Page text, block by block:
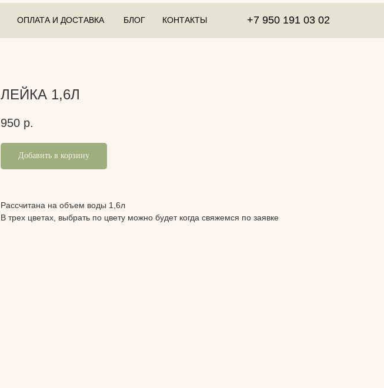
+7 950 191 03 02
ОПЛАТА И ДОСТАВКА БЛОГ КОНТАКТЫ
ЛЕЙКА 1,6Л
950 р.
Добавить в корзину
Рассчитана на объем воды 1,6л
В трех цветах, выбрать по цвету можно будет когда свяжемся по заявке